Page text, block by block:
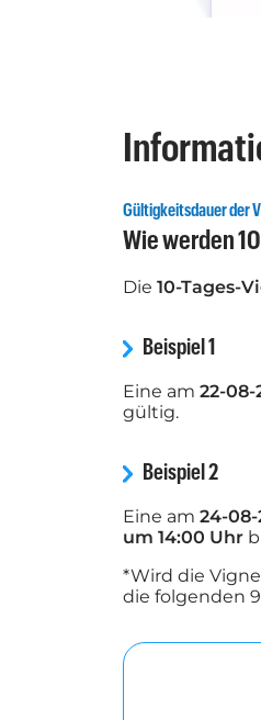
Gültigkeitsdauer der
Wie werden
Die 10-Tages-
Beispiel 1
Eine am 22-08-
gültig.
Beispiel 2
Eine am 24-
um 14:00 Uhr
*Wird die
die folgenden 9